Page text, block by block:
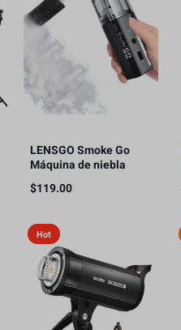
LENSGO Smoke Go
Máquina de niebla
portátil, con
nebulizador de control
$119.00
Hot